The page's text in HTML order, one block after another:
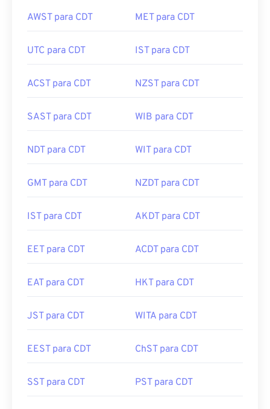
AWST para CDT MET para CDT
UTC para CDT IST para CDT
ACST para CDT NZST para CDT
SAST para CDT WIB para CDT
NDT para CDT WIT para CDT
GMT para CDT NZDT para CDT
IST para CDT AKDT para CDT
EET para CDT ACDT para CDT
EAT para CDT HKT para CDT
JST para CDT WITA para CDT
EEST para CDT ChST para CDT
SST para CDT PST para CDT